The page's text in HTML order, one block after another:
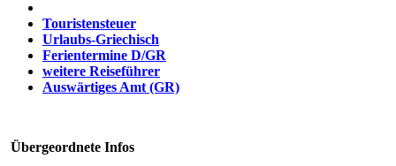
Touristensteuer
Urlaubs-Griechisch
Ferientermine D/GR
weitere Reiseführer
Auswärtiges Amt (GR)
Übergeordnete Infos